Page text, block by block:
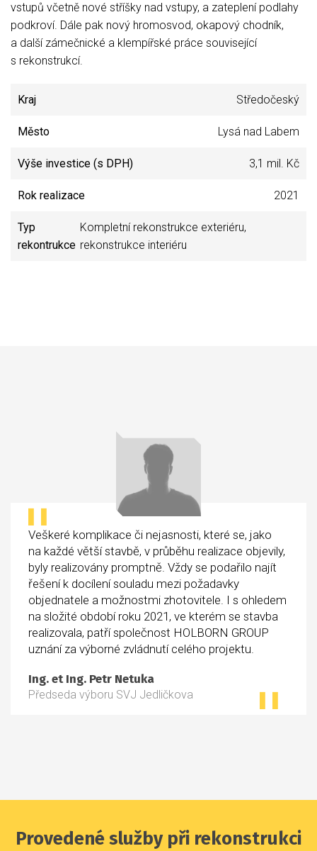
vstupů včetně nové stříšky nad vstupy, a zateplení podlahy
podkroví. Dále pak nový hromosvod, okapový chodník,
a další zámečnické a klempířské práce související
s rekonstrukcí.
Kraj Středočeský
Město Lysá nad Labem
Výše investice (s DPH) 3,1 mil. Kč
Rok realizace 2021
Typ
rekontrukce
Kompletní rekonstrukce exteriéru,
rekonstrukce interiéru
Veškeré komplikace či nejasnosti, které se, jako
na každé větší stavbě, v průběhu realizace objevily,
byly realizovány promptně. Vždy se podařilo najít
řešení k docílení souladu mezi požadavky
objednatele a možnostmi zhotovitele. I s ohledem
na složité období roku 2021, ve kterém se stavba
realizovala, patří společnost HOLBORN GROUP
uznání za výborné zvládnutí celého projektu.
Ing. et Ing. Petr Netuka
Předseda výboru SVJ Jedličkova
Provedené služby při rekonstrukci